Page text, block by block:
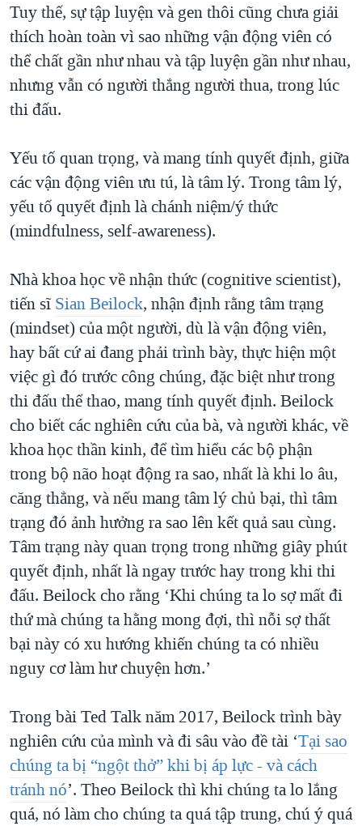
Tuy thế, sự tập luyện và gen thôi cũng chưa giải
thích hoàn toàn vì sao những vận động viên có
thể chất gần như nhau và tập luyện gần như nhau,
nhưng vẫn có người thắng người thua, trong lúc
thi đấu.
Yếu tố quan trọng, và mang tính quyết định, giữa
các vận động viên ưu tú, là tâm lý. Trong tâm lý,
yếu tố quyết định là chánh niệm/ý thức
(mindfulness, self-awareness).
Nhà khoa học về nhận thức (cognitive scientist),
tiến sĩSian Beilock, nhận định rằng tâm trạng
(mindset) của một người, dù là vận động viên,
hay bất cứ ai đang phải trình bày, thực hiện một
việc gì đó trước công chúng, đặc biệt như trong
thi đấu thể thao, mang tính quyết định. Beilock
cho biết các nghiên cứu của bà, và người khác, về
khoa học thần kinh, để tìm hiểu các bộ phận
trong bộ não hoạt động ra sao, nhất là khi lo âu,
căng thẳng, và nếu mang tâm lý chủ bại, thì tâm
trạng đó ảnh hưởng ra sao lên kết quả sau cùng.
Tâm trạng này quan trọng trong những giây phút
quyết định, nhất là ngay trước hay trong khi thi
đấu. Beilock cho rằng ‘Khi chúng ta lo sợ mất đi
thứ mà chúng ta hằng mong đợi, thì nỗi sợ thất
bại này có xu hướng khiến chúng ta có nhiều
nguy cơ làm hư chuyện hơn.’
Trong bài Ted Talk năm 2017, Beilock trình bày
nghiên cứu của mình và đi sâu vào đề tài ‘Tại sao
chúng ta bị “ngột thở” khi bị áp lực - và cách
tránh nó’. Theo Beilock thì khi chúng ta lo lắng
quá, nó làm cho chúng ta quá tập trung, chú ý quá